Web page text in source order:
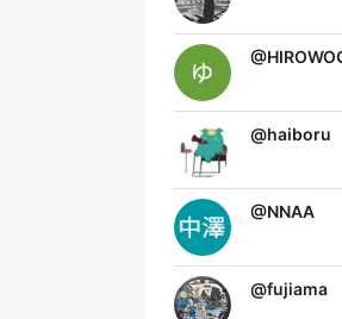
@
@haiboru
@NNAA
@fujiama